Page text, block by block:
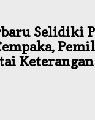
Selidiki
Keterangan